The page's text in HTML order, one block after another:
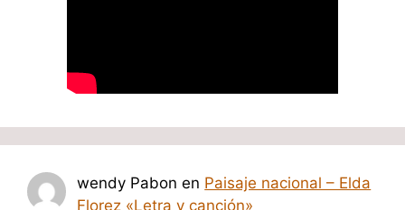
wendy Pabon en Paisaje nacional – Elda
Florez «Letra y canción»